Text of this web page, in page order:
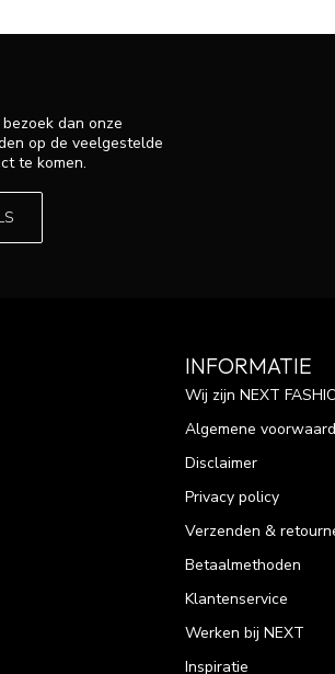
dan onze
op de veelgestelde
te komen.
INFORMATIE
Wij zijn NEXT
Algemene
Disclaimer
Privacy policy
Verzenden &
Betaalmethoden
Klantenservice
Werken bij NEXT
Inspiratie